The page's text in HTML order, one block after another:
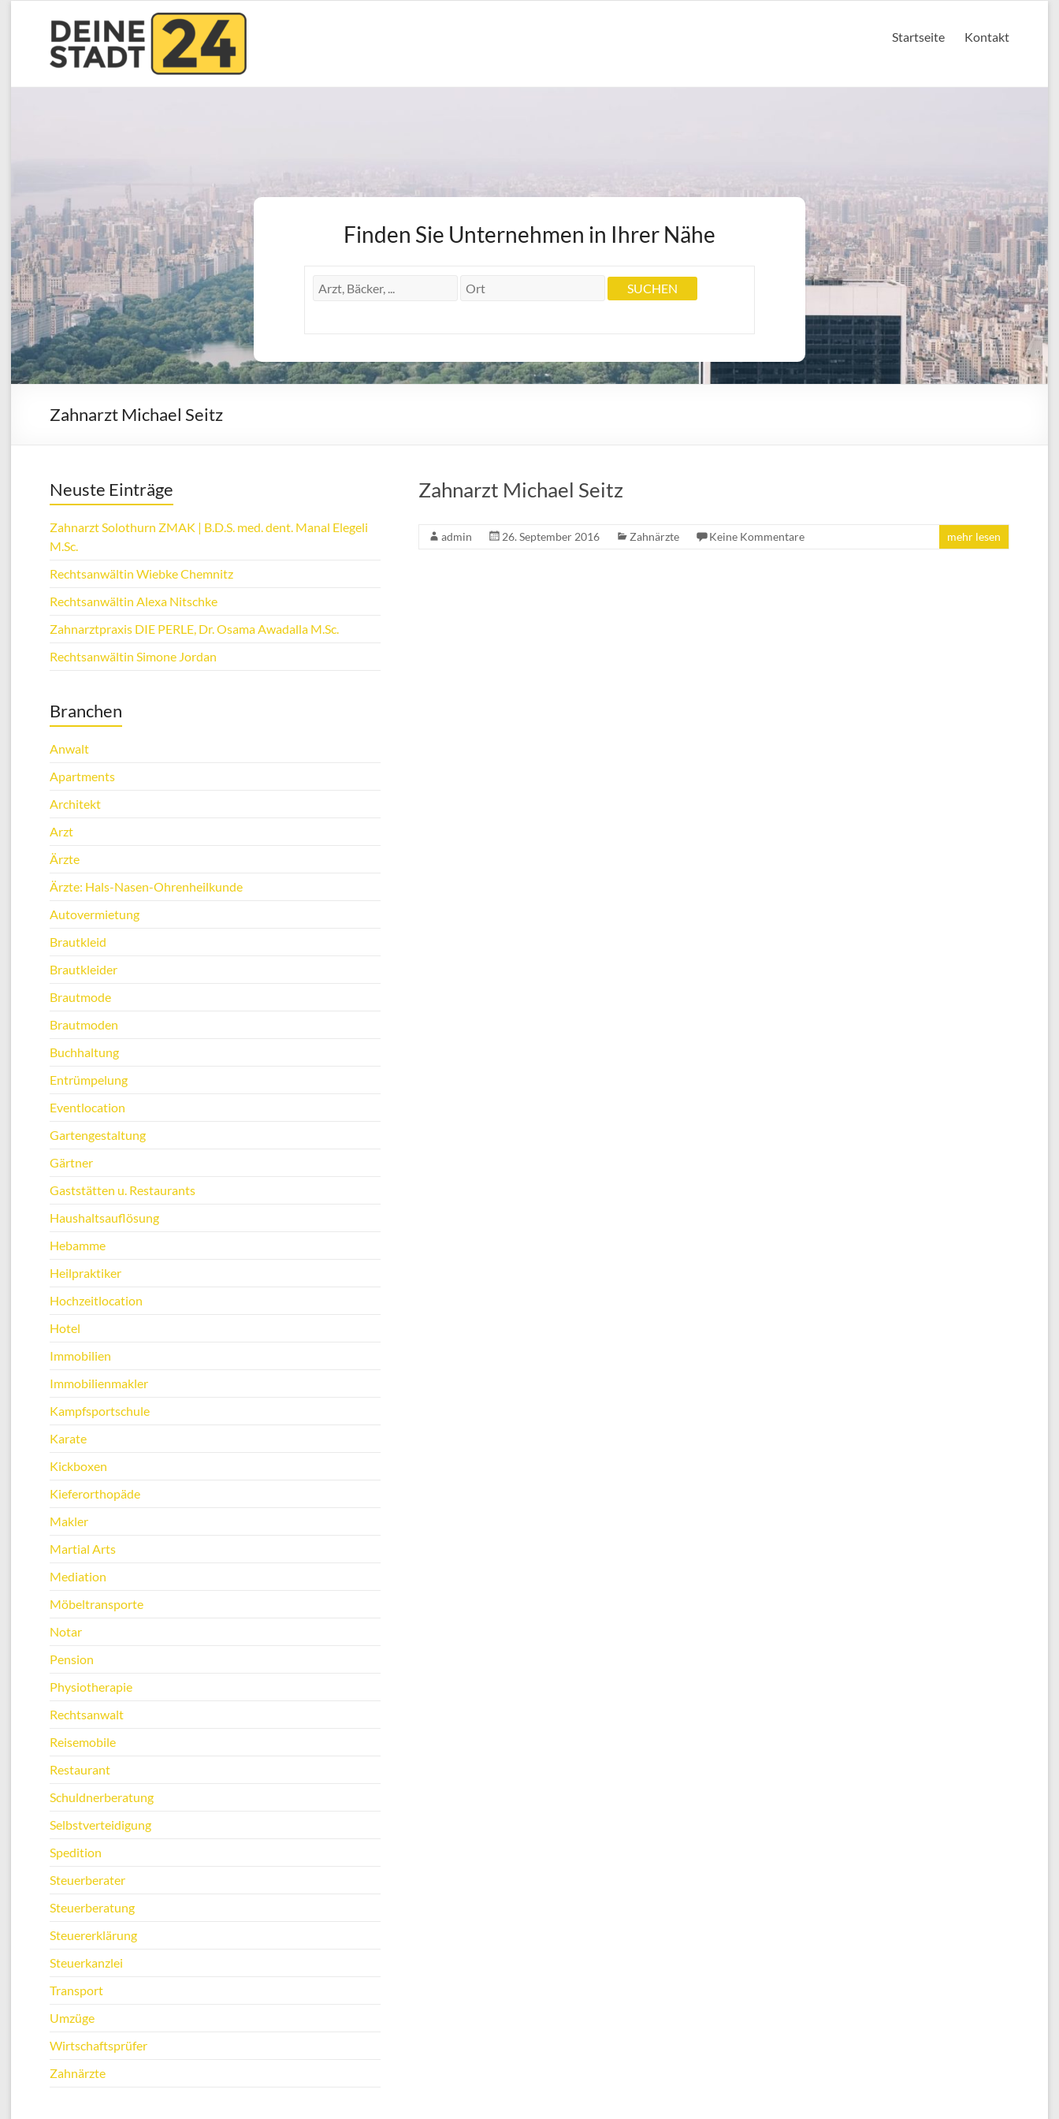
Startseite Kontakt
Zahnarzt Michael Seitz
Finden Sie Unternehmen in Ihrer Nähe
Zahnarzt Michael Seitz
admin 26. September 2016 Zahnärzte Keine Kommentare mehr lesen
Neuste Einträge
Zahnarzt Solothurn ZMAK | B.D.S. med. dent. Manal Elegeli
M.Sc.
Rechtsanwältin Wiebke Chemnitz
Rechtsanwältin Alexa Nitschke
Zahnarztpraxis DIE PERLE, Dr. Osama Awadalla M.Sc.
Rechtsanwältin Simone Jordan
Branchen
Anwalt
Apartments
Architekt
Arzt
Ärzte
Ärzte: Hals-Nasen-Ohrenheilkunde
Autovermietung
Brautkleid
Brautkleider
Brautmode
Brautmoden
Buchhaltung
Entrümpelung
Eventlocation
Gartengestaltung
Gärtner
Gaststätten u. Restaurants
Haushaltsauflösung
Hebamme
Heilpraktiker
Hochzeitlocation
Hotel
Immobilien
Immobilienmakler
Kampfsportschule
Karate
Kickboxen
Kieferorthopäde
Makler
Martial Arts
Mediation
Möbeltransporte
Notar
Pension
Physiotherapie
Rechtsanwalt
Reisemobile
Restaurant
Schuldnerberatung
Selbstverteidigung
Spedition
Steuerberater
Steuerberatung
Steuererklärung
Steuerkanzlei
Transport
Umzüge
Wirtschaftsprüfer
Zahnärzte